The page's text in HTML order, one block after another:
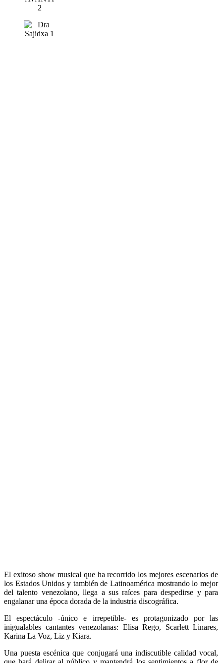
El exitoso show musical que ha recorrido los mejores escenarios de
los Estados Unidos y también de Latinoamérica mostrando lo mejor
del talento venezolano, llega a sus raíces para despedirse y para
engalanar una época dorada de la industria discográfica.
El espectáculo -único e irrepetible- es protagonizado por las
inigualables cantantes venezolanas: Elisa Rego, Scarlett Linares,
Karina La Voz, Liz y Kiara.
Una puesta escénica que conjugará una indiscutible calidad vocal,